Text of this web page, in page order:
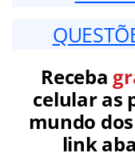
Receba
celular as
mundo
link